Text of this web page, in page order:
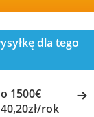
dla tego
1500€
rok